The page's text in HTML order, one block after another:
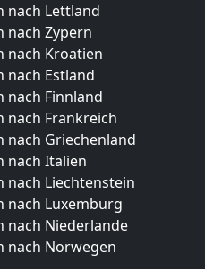
nach Lettland
nach Zypern
nach Kroatien
nach Estland
nach Finnland
nach Frankreich
nach Griechenland
nach Italien
nach Liechtenstein
nach Luxemburg
nach Niederlande
nach Norwegen